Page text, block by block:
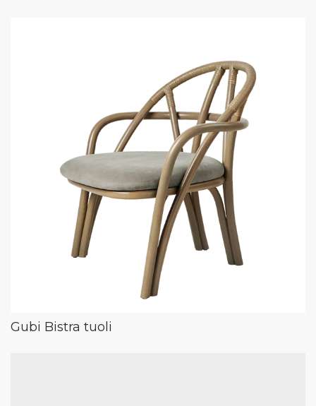
Gubi Bistra tuoli